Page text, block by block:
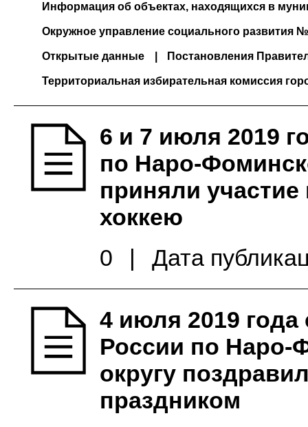
Информация об объектах, находящихся в
Окружное управление социального развития
Открытые данные Постановления
Территориальная избирательная комиссия
6 и 7 июля 2019
по Наро-
приняли
хоккею
0
| Дата
4 июля 2019
России по Наро-
округу
праздником